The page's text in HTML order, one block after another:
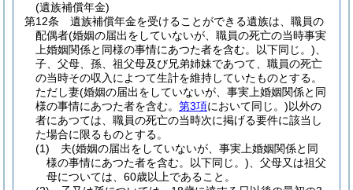
(遺族補償年金)
第12条
遺族補償年金を受けることができる遺族は、職員の
配偶者(婚姻の届出をしていないが、職員の死亡の当時事実
上婚姻関係と同様の事情にあつた者を含む。以下同じ。)
子、父母、孫、祖父母及び兄弟姉妹であつて、職員の死亡
の当時その収入によつて生計を維持していたものとする。
ただし妻(婚姻の届出をしていないが、事実上婚姻関係と同
様の事情にあつた者を含む。 第3項において同じ。)以外の
者にあつては、職員の死亡の当時次に掲げる要件に該当し
た場合に限るものとする。
(1)
夫(婚姻の届出をしていないが、事実上婚姻関係と同
様の事情にあつた者を含む。以下同じ。) 、父母又は祖父
母については、60歳以上であること。